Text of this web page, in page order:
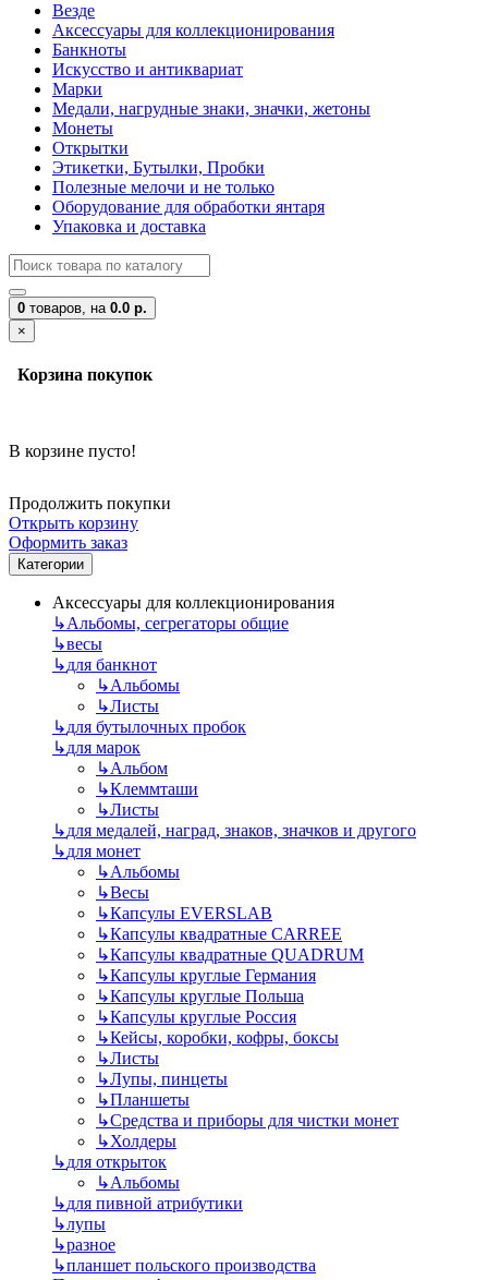
Везде
Аксессуары для коллекционирования
Банкноты
Искусство и антиквариат
Марки
Медали, нагрудные знаки, значки, жетоны
Монеты
Открытки
Этикетки, Бутылки, Пробки
Полезные мелочи и не только
Оборудование для обработки янтаря
Упаковка и доставка
0 товаров, на 0.0 р.
×
Корзина покупок
В корзине пусто!
Продолжить покупки
Открыть корзину
Оформить заказ
Категории
Аксессуары для коллекционирования
↳Альбомы, сегрегаторы общие
↳весы
↳для банкнот
↳Альбомы
↳Листы
↳для бутылочных пробок
↳для марок
↳Альбом
↳Клеммташи
↳Листы
↳для медалей, наград, знаков, значков и другого
↳для монет
↳Альбомы
↳Весы
↳Капсулы EVERSLAB
↳Капсулы квадратные CARREE
↳Капсулы квадратные QUADRUM
↳Капсулы круглые Германия
↳Капсулы круглые Польша
↳Капсулы круглые Россия
↳Кейсы, коробки, кофры, боксы
↳Листы
↳Лупы, пинцеты
↳Планшеты
↳Средства и приборы для чистки монет
↳Холдеры
↳для открыток
↳Альбомы
↳для пивной атрибутики
↳лупы
↳разное
↳планшет польского производства